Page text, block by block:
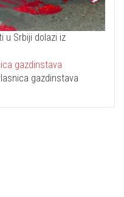
u Srbiji dolazi iz
gazdinstava